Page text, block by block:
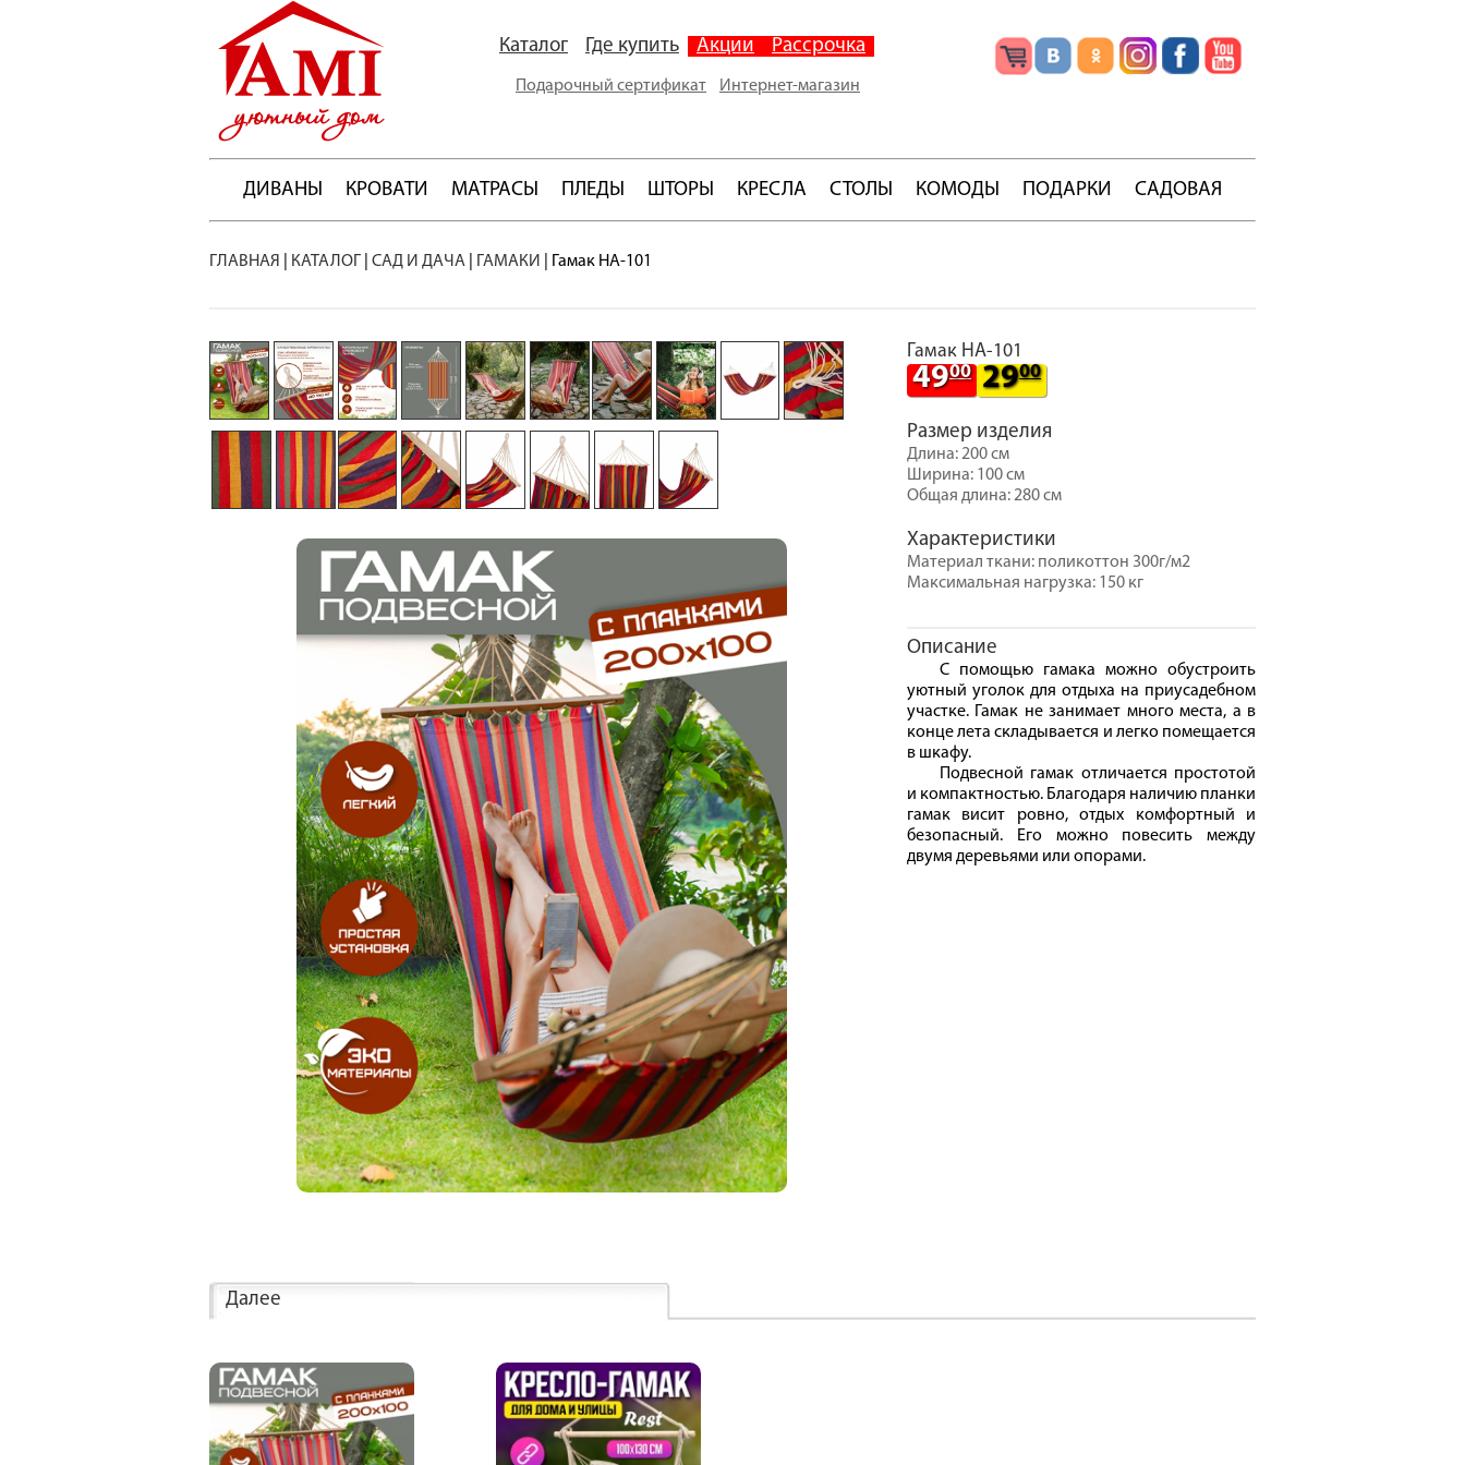
Каталог Где купить Акции Рассрочка
Подарочный сертификат Интернет-магазин
ДИВАНЫ КРОВАТИ МАТРАСЫ ПЛЕДЫ ШТОРЫ КРЕСЛА СТОЛЫ КОМОДЫ ПОДАРКИ САДОВАЯ
ГЛАВНАЯ КАТАЛОГ САД И ДАЧА ГАМАКИ Гамак HA-101
Гамак HA-101
4900 2900
Размер изделия
Длина: 200 см
Ширина: 100 см
Общая длина: 280 см
Характеристики
Материал ткани: поликоттон 300г/м2
Максимальная нагрузка: 150 кг
Описание
С помощью гамака можно обустроить
уютный уголок для отдыха на приусадебном
участке. Гамак не занимает много места, а в
конце лета складывается и легко помещается
в шкафу.
Подвесной гамак отличается простотой
и компактностью. Благодаря наличию планки
гамак висит ровно, отдых комфортный и
безопасный. Его можно повесить между
двумя деревьями или опорами.
Далее